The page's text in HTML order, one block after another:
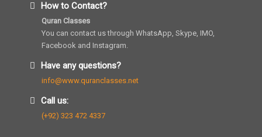
How to Contact?
Quran Classes
You can contact us through WhatsApp, Skype, IMO,
Facebook and Instagram.
Have any questions?
info@www.quranclasses.net
Call us:
(+92) 323 472 4337